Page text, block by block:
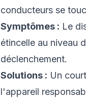
conducteurs se
Symptômes : Le
étincelle au niveau
déclenchement.
Solutions : Un
l'appareil